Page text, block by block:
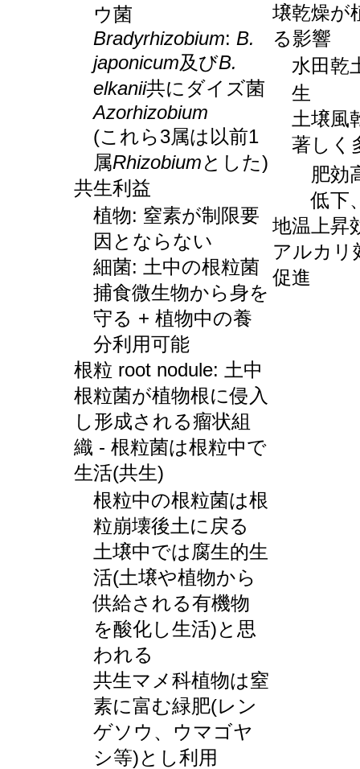
ウ菌
Bradyrhizobium: B.
japonicum及びB.
elkanii共にダイズ菌
Azorhizobium
(これら3属は以前1
属Rhizobiumとした)
共生利益
植物: 窒素が制限要
因とならない
細菌: 土中の根粒菌
捕食微生物から身を
守る + 植物中の養
分利用可能
根粒 root nodule: 土中
根粒菌が植物根に侵入
し形成される瘤状組
織 - 根粒菌は根粒中で
生活(共生)
根粒中の根粒菌は根
粒崩壊後土に戻る
土壌中では腐生的生
活(土壌や植物から
供給される有機物
を酸化し生活)と思
われる
共生マメ科植物は窒
素に富む緑肥(レン
ゲソウ、ウマゴヤ
シ等)とし利用
壌乾燥が
る影響
水田乾
生
土壌風
著しく
肥効
低下
地温上昇
アルカリ
促進